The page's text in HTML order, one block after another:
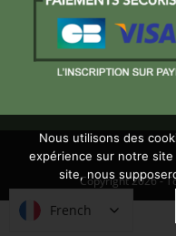
Copyright 2026 -
French
Nous utilisons des
expérience sur notre
site, nous
French